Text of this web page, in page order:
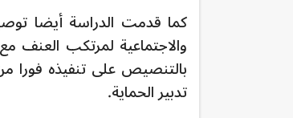
كما قدمت الدراسة أيضا
بالتنصيص على تنفيذه فورا
تدبير الحماية.